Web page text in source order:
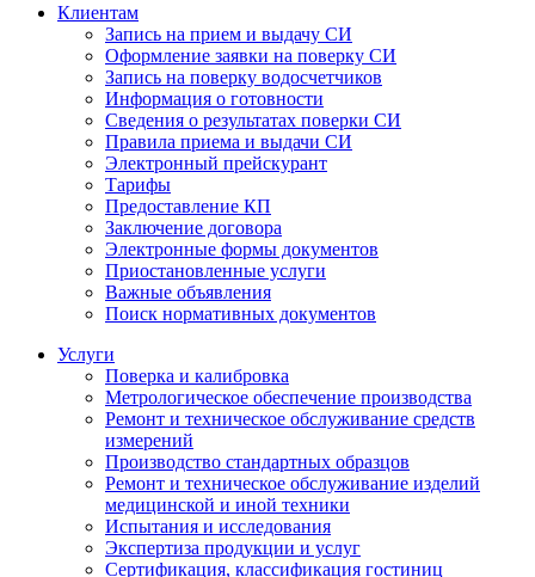
Клиентам
Запись на прием и выдачу СИ
Оформление заявки на поверку СИ
Запись на поверку водосчетчиков
Информация о готовности
Сведения о результатах поверки СИ
Правила приема и выдачи СИ
Электронный прейскурант
Тарифы
Предоставление КП
Заключение договора
Электронные формы документов
Приостановленные услуги
Важные объявления
Поиск нормативных документов
Услуги
Поверка и калибровка
Метрологическое обеспечение производства
Ремонт и техническое обслуживание средств
измерений
Производство стандартных образцов
Ремонт и техническое обслуживание изделий
медицинской и иной техники
Испытания и исследования
Экспертиза продукции и услуг
Сертификация, классификация гостиниц